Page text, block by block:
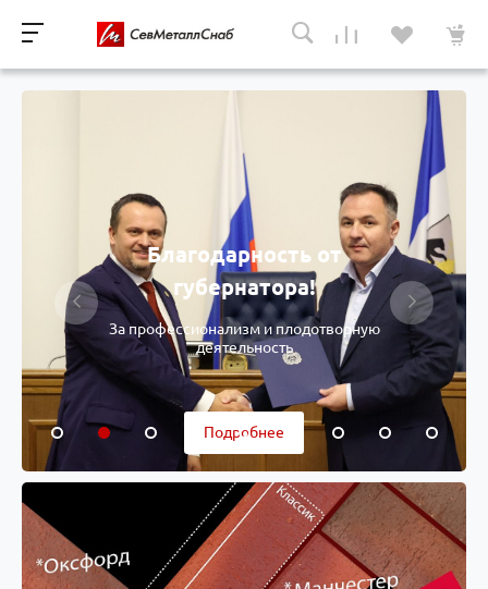
Благодарность от
губернатора!
За профессионализм и плодотворную
деятельность
Подробнее